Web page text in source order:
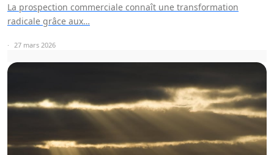
La prospection commerciale connaît une transformation
radicale grâce aux…
27 mars 2026